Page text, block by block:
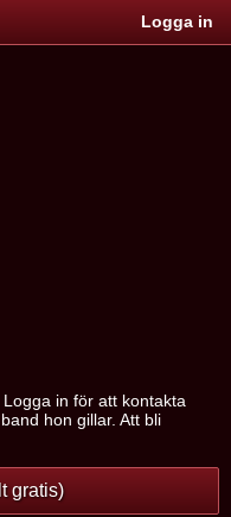
Logga in
in för att kontakta
hon gillar. Att bli
gratis)